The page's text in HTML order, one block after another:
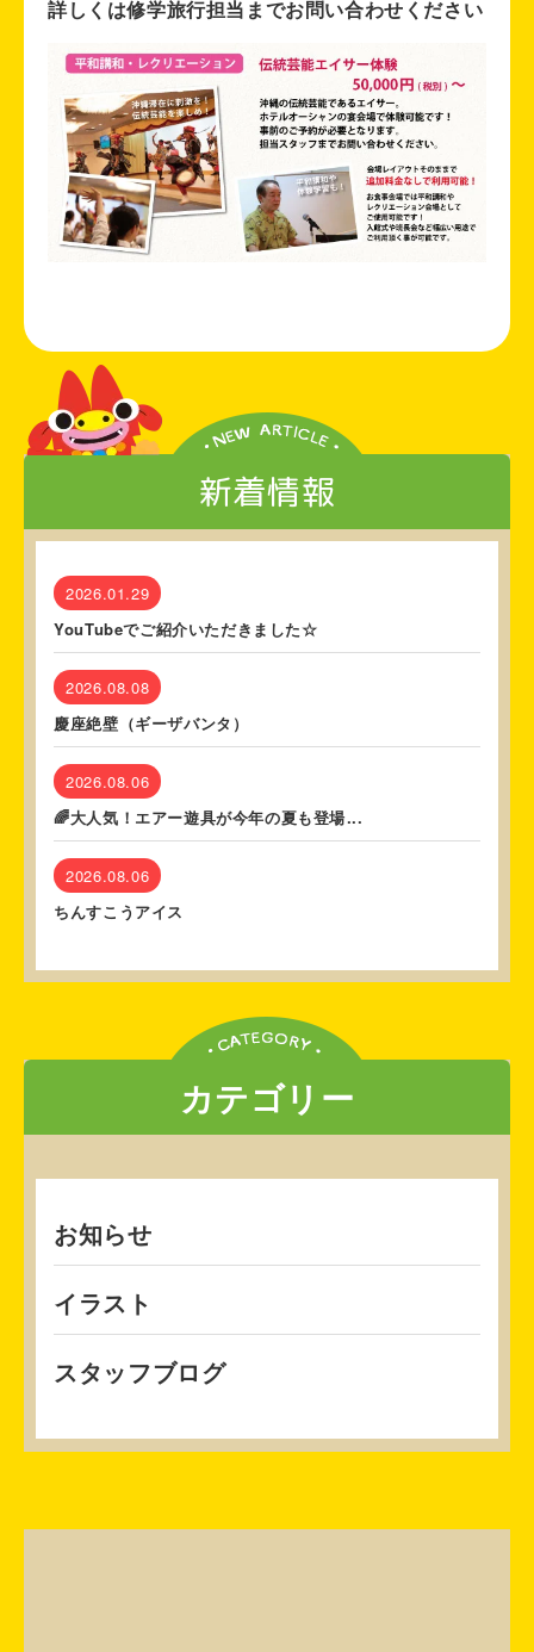
詳しくは修学旅行担当までお問い合わせください
新着情報
2026.01.29
YouTubeでご紹介いただきました☆
2026.08.08
慶座絶壁（ギーザバンタ）
2026.08.06
🌈大人気！エアー遊具が今年の夏も登場...
2026.08.06
ちんすこうアイス
カテゴリー
お知らせ
イラスト
スタッフブログ